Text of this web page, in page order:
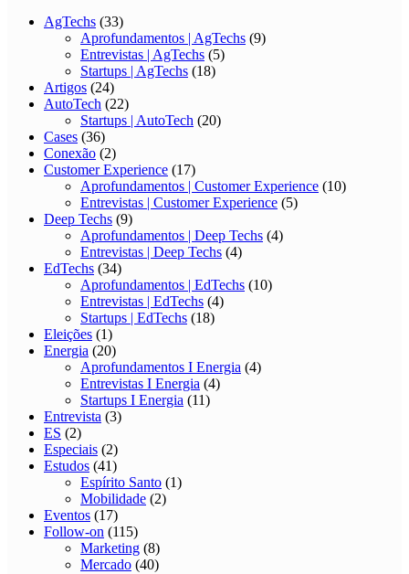
AgTechs (33)
Aprofundamentos | AgTechs (9)
Entrevistas | AgTechs (5)
Startups | AgTechs (18)
Artigos (24)
AutoTech (22)
Startups | AutoTech (20)
Cases (36)
Conexão (2)
Customer Experience (17)
Aprofundamentos | Customer Experience (10)
Entrevistas | Customer Experience (5)
Deep Techs (9)
Aprofundamentos | Deep Techs (4)
Entrevistas | Deep Techs (4)
EdTechs (34)
Aprofundamentos | EdTechs (10)
Entrevistas | EdTechs (4)
Startups | EdTechs (18)
Eleições (1)
Energia (20)
Aprofundamentos I Energia (4)
Entrevistas I Energia (4)
Startups I Energia (11)
Entrevista (3)
ES (2)
Especiais (2)
Estudos (41)
Espírito Santo (1)
Mobilidade (2)
Eventos (17)
Follow-on (115)
Marketing (8)
Mercado (40)